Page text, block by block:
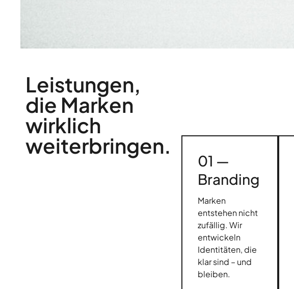
Leistungen,
die Marken
wirklich
weiterbringen.
01 —
Branding
Marken
entstehen nicht
zufällig. Wir
entwickeln
Identitäten, die
klar sind – und
bleiben.